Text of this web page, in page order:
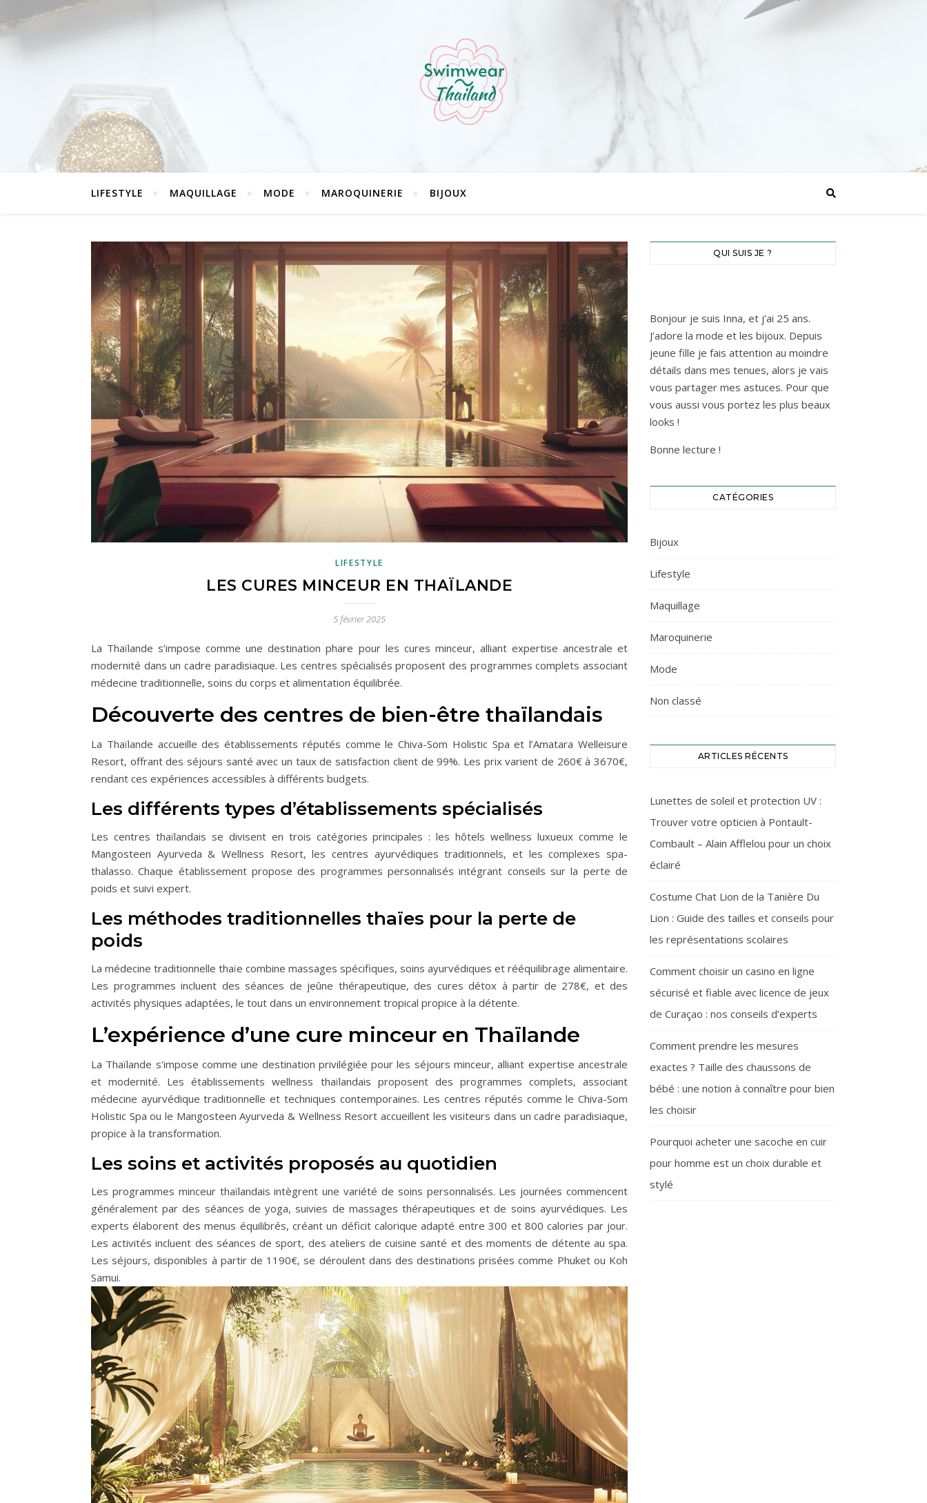
LIFESTYLE MAQUILLAGE MODE MAROQUINERIE BIJOUX
LIFESTYLE
LES CURES MINCEUR EN THAÏLANDE
5 février 2025
La Thaïlande s’impose comme une destination phare pour les cures minceur, alliant expertise ancestrale et
modernité dans un cadre paradisiaque. Les centres spécialisés proposent des programmes complets associant
médecine traditionnelle, soins du corps et alimentation équilibrée.
Découverte des centres de bien-être thaïlandais
La Thaïlande accueille des établissements réputés comme le Chiva-Som Holistic Spa et l’Amatara Welleisure
Resort, offrant des séjours santé avec un taux de satisfaction client de 99%. Les prix varient de 260€ à 3670€,
rendant ces expériences accessibles à différents budgets.
Les différents types d’établissements spécialisés
Les centres thaïlandais se divisent en trois catégories principales : les hôtels wellness luxueux comme le
Mangosteen Ayurveda & Wellness Resort, les centres ayurvédiques traditionnels, et les complexes spa-
thalasso. Chaque établissement propose des programmes personnalisés intégrant conseils sur la perte de
poids et suivi expert.
Les méthodes traditionnelles thaïes pour la perte de
poids
La médecine traditionnelle thaïe combine massages spécifiques, soins ayurvédiques et rééquilibrage alimentaire.
Les programmes incluent des séances de jeûne thérapeutique, des cures détox à partir de 278€, et des
activités physiques adaptées, le tout dans un environnement tropical propice à la détente.
L’expérience d’une cure minceur en Thaïlande
La Thaïlande s’impose comme une destination privilégiée pour les séjours minceur, alliant expertise ancestrale
et modernité. Les établissements wellness thaïlandais proposent des programmes complets, associant
médecine ayurvédique traditionnelle et techniques contemporaines. Les centres réputés comme le Chiva-Som
Holistic Spa ou le Mangosteen Ayurveda & Wellness Resort accueillent les visiteurs dans un cadre paradisiaque,
propice à la transformation.
Les soins et activités proposés au quotidien
Les programmes minceur thaïlandais intègrent une variété de soins personnalisés. Les journées commencent
généralement par des séances de yoga, suivies de massages thérapeutiques et de soins ayurvédiques. Les
experts élaborent des menus équilibrés, créant un déficit calorique adapté entre 300 et 800 calories par jour.
Les activités incluent des séances de sport, des ateliers de cuisine santé et des moments de détente au spa.
Les séjours, disponibles à partir de 1190€, se déroulent dans des destinations prisées comme Phuket ou Koh
Samui.
QUI SUIS JE ?
Bonjour je suis Inna, et j’ai 25 ans.
J’adore la mode et les bijoux. Depuis
jeune fille je fais attention au moindre
détails dans mes tenues, alors je vais
vous partager mes astuces. Pour que
vous aussi vous portez les plus beaux
looks !
Bonne lecture !
CATÉGORIES
Bijoux
Lifestyle
Maquillage
Maroquinerie
Mode
Non classé
ARTICLES RÉCENTS
Lunettes de soleil et protection UV :
Trouver votre opticien à Pontault-
Combault – Alain Afflelou pour un choix
éclairé
Costume Chat Lion de la Tanière Du
Lion : Guide des tailles et conseils pour
les représentations scolaires
Comment choisir un casino en ligne
sécurisé et fiable avec licence de jeux
de Curaçao : nos conseils d’experts
Comment prendre les mesures
exactes ? Taille des chaussons de
bébé : une notion à connaître pour bien
les choisir
Pourquoi acheter une sacoche en cuir
pour homme est un choix durable et
stylé